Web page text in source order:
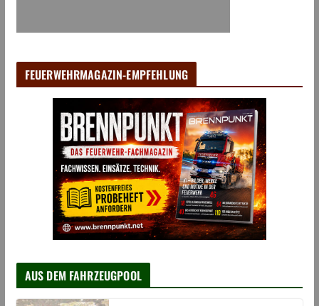
FEUERWEHRMAGAZIN-EMPFEHLUNG
AUS DEM FAHRZEUGPOOL